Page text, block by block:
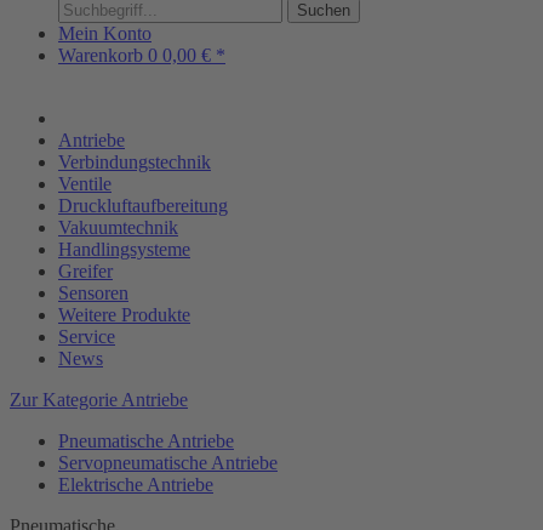
Suchen
Mein Konto
Warenkorb 0 0,00 € *
Antriebe
Verbindungstechnik
Ventile
Druckluftaufbereitung
Vakuumtechnik
Handlingsysteme
Greifer
Sensoren
Weitere Produkte
Service
News
Zur Kategorie Antriebe
Pneumatische Antriebe
Servopneumatische Antriebe
Elektrische Antriebe
Pneumatische,